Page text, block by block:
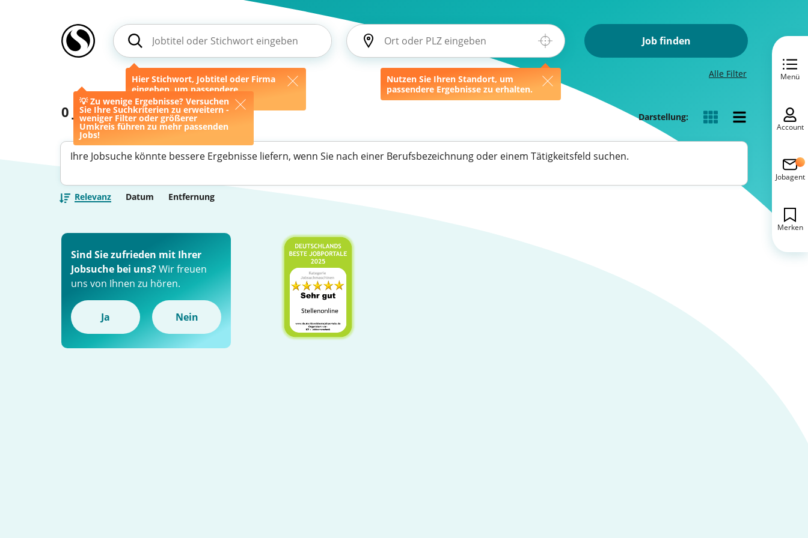
Hier Stichwort, Jobtitel oder Firma
eingeben, um passendere
Ergebnisse zu erhalten.
Nutzen Sie Ihren Standort, um
passendere Ergebnisse zu erhalten.
Job finden
💡 Zu wenige Ergebnisse? Versuchen
Sie Ihre Suchkriterien zu erweitern -
weniger Filter oder größerer
Umkreis führen zu mehr passenden
Jobs!
Alle Filter
0 Jobs Darstellung:
Ihre Jobsuche könnte bessere Ergebnisse liefern, wenn Sie nach einer Berufsbezeichnung oder einem Tätigkeitsfeld suchen.
Relevanz Datum Entfernung
Menü
Account
Jobagent
Merken
Sind Sie zufrieden mit Ihrer
Jobsuche bei uns?Wir freuen
uns von Ihnen zu hören.
Ja Nein